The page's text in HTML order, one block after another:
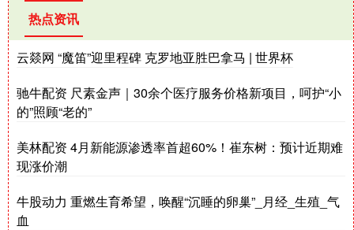
热点资讯
云燚网 “魔笛”迎里程碑 克罗地亚胜巴拿马 | 世界杯
驰牛配资 尺素金声｜30余个医疗服务价格新项目，呵护“小
的”照顾“老的”
美林配资 4月新能源渗透率首超60%！崔东树：预计近期难
现涨价潮
牛股动力 重燃生育希望，唤醒“沉睡的卵巢”_月经_生殖_气
血